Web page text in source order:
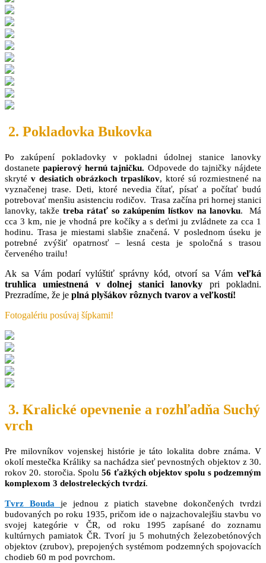
2. Pokladovka Bukovka
Po zakúpení pokladovky v pokladni údolnej stanice lanovky
dostanetepapierový hernú tajničku. Odpovede do tajničky nájdete
skryté v desiatich obrázkoch trpaslíkov, ktoré sú rozmiestnené na
vyznačenej trase. Deti, ktoré nevedia čítať, písať a počítať budú
potrebovať menšiu asistenciu rodičov. Trasa začína pri hornej stanici
lanovky, takže treba rátať so zakúpením lístkov na lanovku. Má
cca 3 km, nie je vhodná pre kočíky a s deťmi ju zvládnete za cca 1
hodinu. Trasa je miestami slabšie značená. V poslednom úseku je
potrebné zvýšiť opatrnosť – lesná cesta je spoločná s trasou
červeného trailu!
Ak sa Vám podarí vylúštiť správny kód, otvorí sa Vám veľká
truhlica umiestnená v dolnej stanici lanovky pri pokladni.
Prezradíme, že je plná plyšákov rôznych tvarov a veľkostí!
Fotogalériu posúvaj šípkami!
3. Kralické opevnenie a rozhľadňa Suchý
vrch
Pre milovníkov vojenskej histórie je táto lokalita dobre známa. V
okolí mestečka Králiky sa nachádza sieť pevnostných objektov z 30.
rokov 20. storočia. Spolu 56 ťažkých objektov spolu s podzemným
komplexom 3 delostreleckých tvrdzí.
Tvrz Bouda
je jednou z piatich stavebne dokončených tvrdzi
budovaných po roku 1935, pričom ide o najzachovalejšiu stavbu vo
svojej kategórie v ČR, od roku 1995 zapísané do zoznamu
kultúrnych pamiatok ČR. Tvorí ju 5 mohutných železobetónových
objektov (zrubov), prepojených systémom podzemných spojovacích
chodieb 60 m pod povrchom.